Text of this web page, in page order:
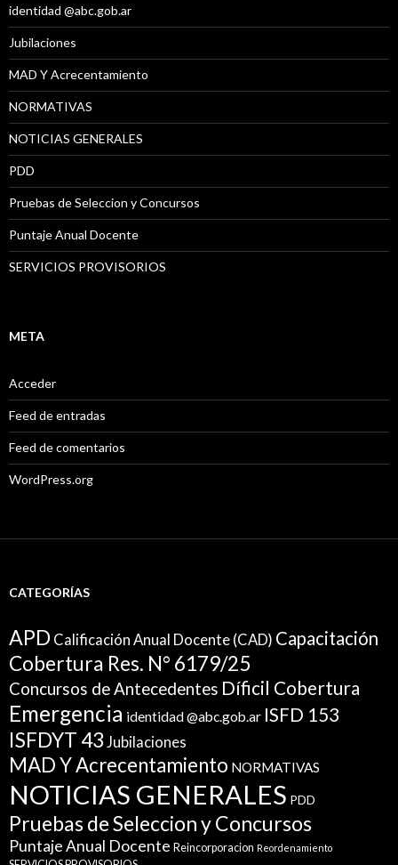
identidad @abc.gob.ar
Jubilaciones
MAD Y Acrecentamiento
NORMATIVAS
NOTICIAS GENERALES
PDD
Pruebas de Seleccion y Concursos
Puntaje Anual Docente
SERVICIOS PROVISORIOS
META
Acceder
Feed de entradas
Feed de comentarios
WordPress.org
CATEGORÍAS
APD Calificación Anual Docente (CAD) Capacitación
Cobertura Res. N° 6179/25
Concursos de Antecedentes Díficil Cobertura
Emergencia identidad @abc.gob.ar ISFD 153
ISFDYT 43 Jubilaciones
MAD Y Acrecentamiento NORMATIVAS
NOTICIAS GENERALES PDD
Pruebas de Seleccion y Concursos
Puntaje Anual Docente Reincorporacion Reordenamiento